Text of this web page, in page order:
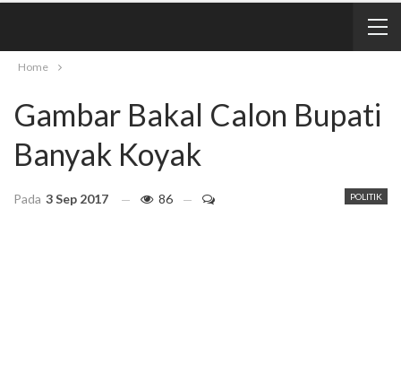
Home
Gambar Bakal Calon Bupati
Banyak Koyak
POLITIK
Pada 3 Sep 2017 86